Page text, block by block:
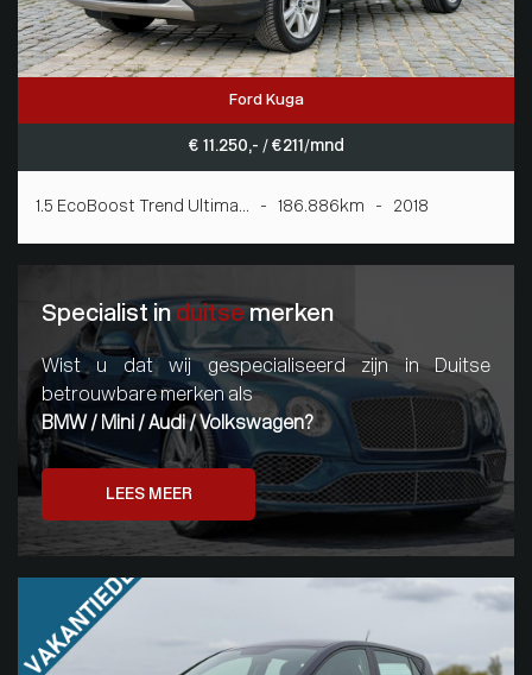
Ford Kuga
€ 11.250,- / € 211/mnd
1.5 EcoBoost Trend Ultima... - 186.886km - 2018
Specialist in duitsemerken
Wist u dat wij gespecialiseerd zijn in Duitse
betrouwbare merken als
BMW / Mini / Audi / Volkswagen?
LEES MEER